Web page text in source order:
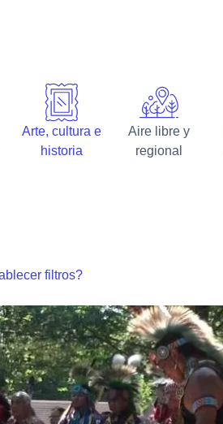
Arte, cultura e
historia
Aire libre y
regional
filtros?
Black Hawk State Historic Site